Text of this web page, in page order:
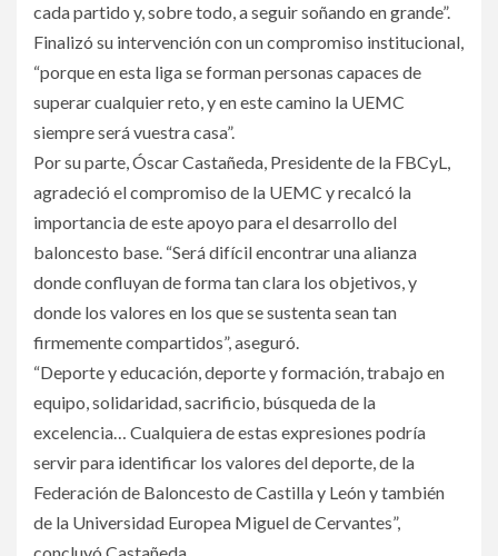
cada partido y, sobre todo, a seguir soñando en grande”.
Finalizó su intervención con un compromiso institucional,
“porque en esta liga se forman personas capaces de
superar cualquier reto, y en este camino la UEMC
siempre será vuestra casa”.
Por su parte, Óscar Castañeda, Presidente de la FBCyL,
agradeció el compromiso de la UEMC y recalcó la
importancia de este apoyo para el desarrollo del
baloncesto base. “Será difícil encontrar una alianza
donde confluyan de forma tan clara los objetivos, y
donde los valores en los que se sustenta sean tan
firmemente compartidos”, aseguró.
“Deporte y educación, deporte y formación, trabajo en
equipo, solidaridad, sacrificio, búsqueda de la
excelencia… Cualquiera de estas expresiones podría
servir para identificar los valores del deporte, de la
Federación de Baloncesto de Castilla y León y también
de la Universidad Europea Miguel de Cervantes”,